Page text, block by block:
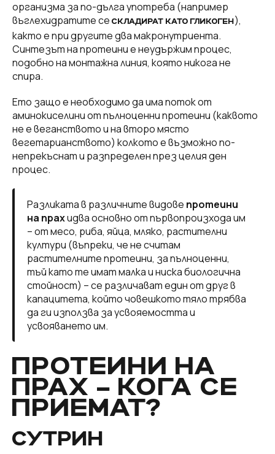
организма за по-дълга употреба (например
въглехидратите се СКЛАДИРАТ КАТО ГЛИКОГЕН ),
както е при другите два макронутриента.
Синтезът на протеини е неудържим процес,
подобно на монтажна линия, която никога не
спира.
Ето защо е необходимо да има поток от
аминокиселини от пълноценни протеини (каквото
не е веганството и на второ място
вегетарианството) колкото е възможно по-
непрекъснат и разпределен през целия ден
процес.
Разликата в различните видове протеини
на прахидва основно от първопроизхода им
– от месо, риба, яйца, мляко, растителни
култури (въпреки, че не считам
растителните протеини, за пълноценни,
тъй като те имат малка и ниска биологична
стойност) – се различават един от друг в
капацитета, който човешкото тяло трябва
да ги използва за усвояемостта и
усвояването им.
ПРОТЕИНИ НА
ПРАХ – КОГА СЕ
ПРИЕМАТ?
СУТРИН